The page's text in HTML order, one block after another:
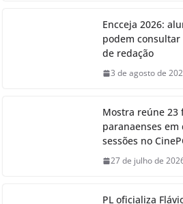
Encceja 2026:
podem
de redação
3 de agosto de
Mostra reúne 23
paranaenses em
sessões no
27 de julho de
PL oficializa